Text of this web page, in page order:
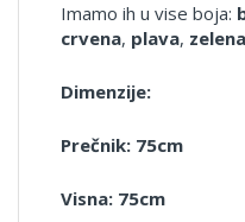
Imamo ih u vise boja:
crvena, plava, zelena
Dimenzije:
Prečnik: 75cm
Visna: 75cm